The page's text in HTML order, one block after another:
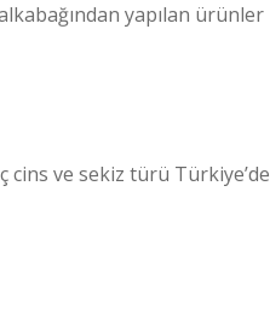
yapılan ürünler
cins ve sekiz türü Türkiye’de